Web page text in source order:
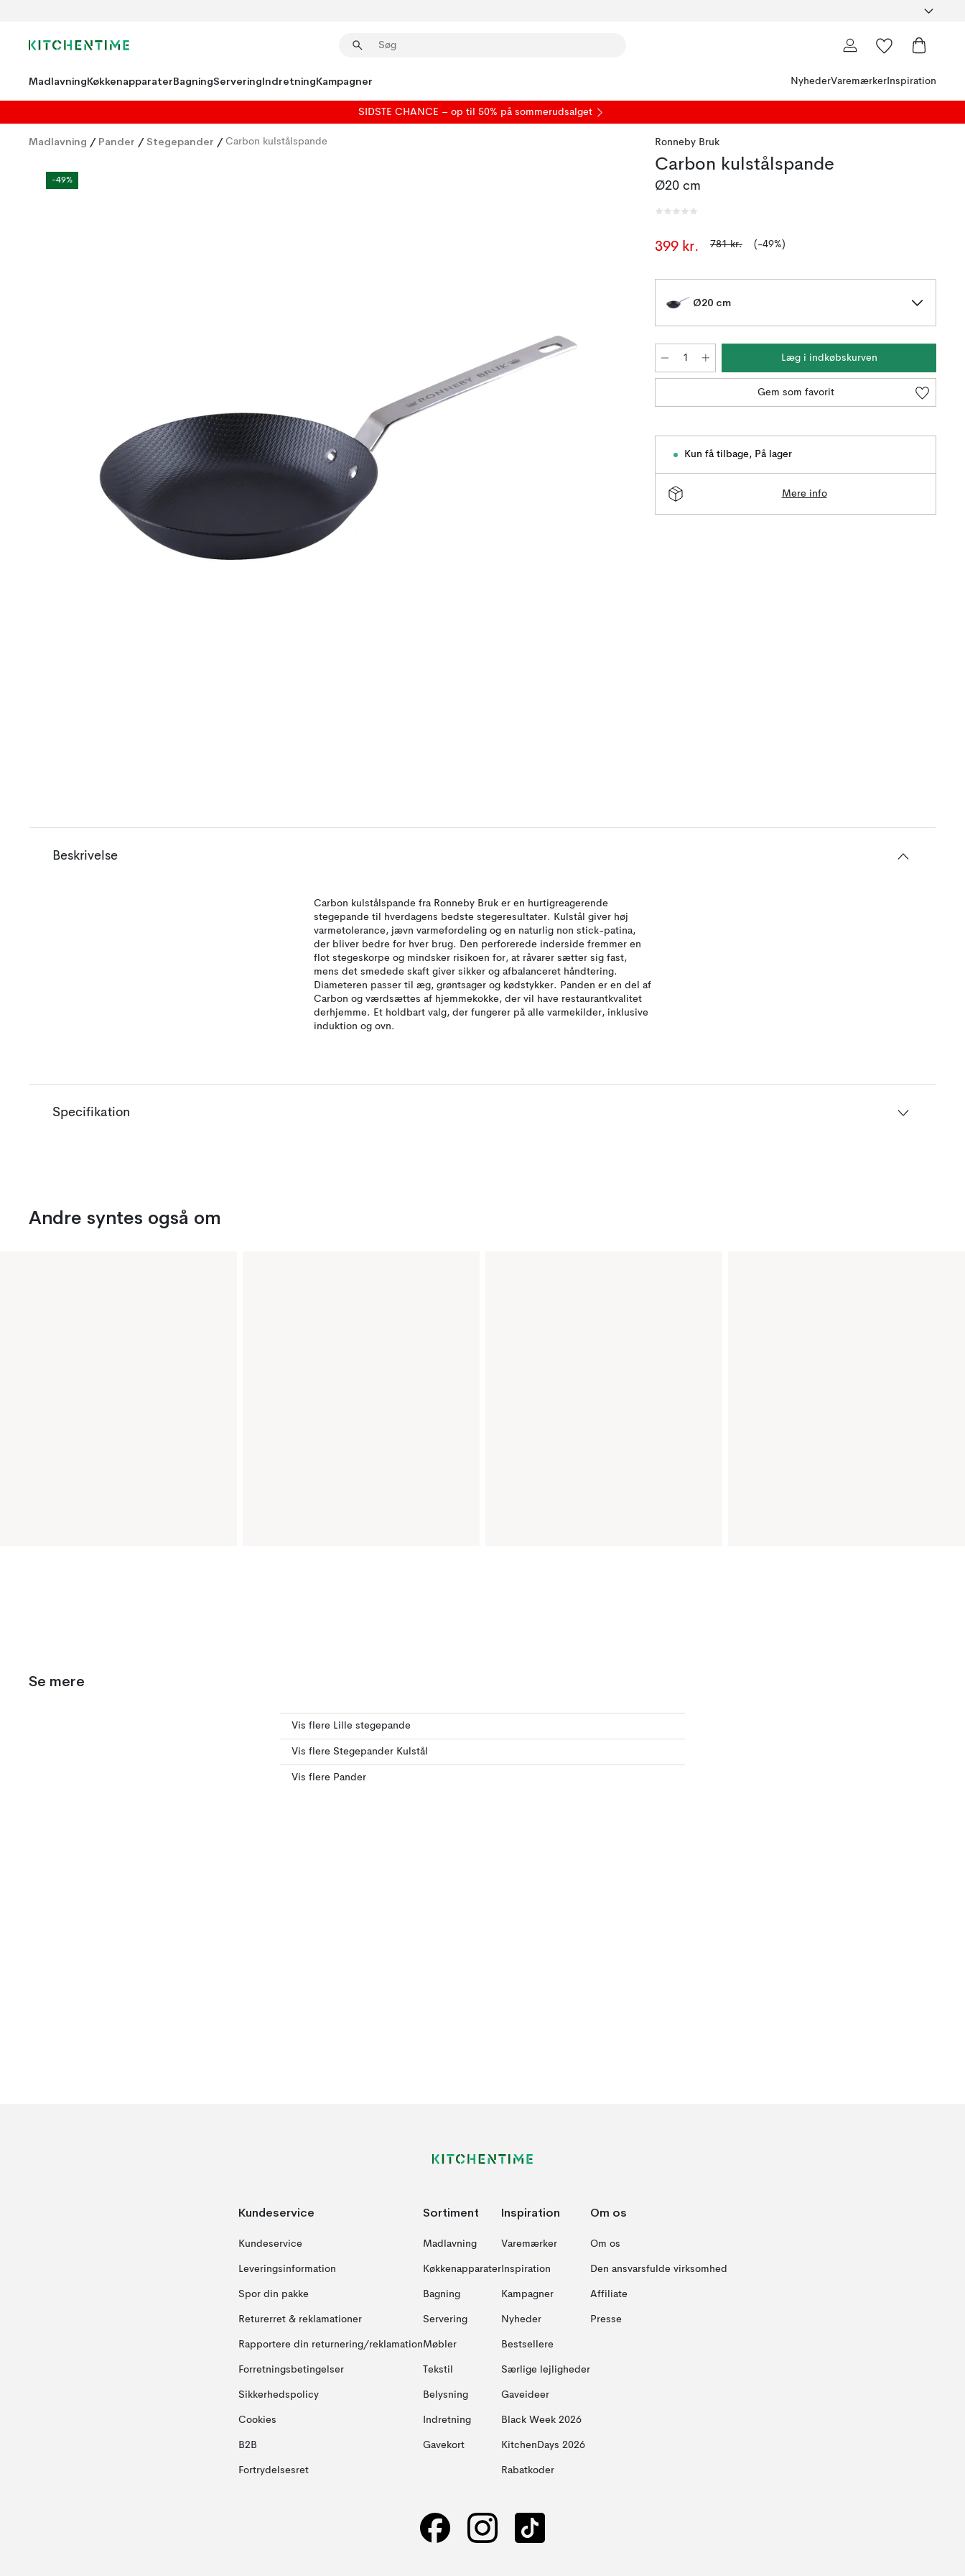
MadlavningKøkkenapparaterBagningServeringIndretningKampagner NyhederVaremærker Inspiration
SIDSTE CHANCE – op til 50% på sommerudsalget
Madlavning / Pander / Stegepander / Carbon kulstålspande
-49%
Ronneby Bruk
Carbon kulstålspande
Ø20 cm
399 kr. 781 kr. (-49%)
Ø20 cm
Læg i indkøbskurven
Gem som favorit
Kun få tilbage, På lager
Mere info
Beskrivelse
Carbon kulstålspande fra Ronneby Bruk er en hurtigreagerende
stegepande til hverdagens bedste stegeresultater. Kulstål giver høj
varmetolerance, jævn varmefordeling og en naturlig non stick-patina,
der bliver bedre for hver brug. Den perforerede inderside fremmer en
flot stegeskorpe og mindsker risikoen for, at råvarer sætter sig fast,
mens det smedede skaft giver sikker og afbalanceret håndtering.
Diameteren passer til æg, grøntsager og kødstykker. Panden er en del af
Carbon og værdsættes af hjemmekokke, der vil have restaurantkvalitet
derhjemme. Et holdbart valg, der fungerer på alle varmekilder, inklusive
induktion og ovn.
Specifikation
Andre syntes også om
Se mere
Vis flere Lille stegepande
Vis flere Stegepander Kulstål
Vis flere Pander
Kundeservice
Kundeservice
Leveringsinformation
Spor din pakke
Returerret & reklamationer
Rapportere din returnering/reklamation
Forretningsbetingelser
Sikkerhedspolicy
Cookies
B2B
Fortrydelsesret
Sortiment
Madlavning
Køkkenapparater
Bagning
Servering
Møbler
Tekstil
Belysning
Indretning
Gavekort
Inspiration
Varemærker
Inspiration
Kampagner
Nyheder
Bestsellere
Særlige lejligheder
Gaveideer
Black Week 2026
KitchenDays 2026
Rabatkoder
Om os
Om os
Den ansvarsfulde virksomhed
Affiliate
Presse